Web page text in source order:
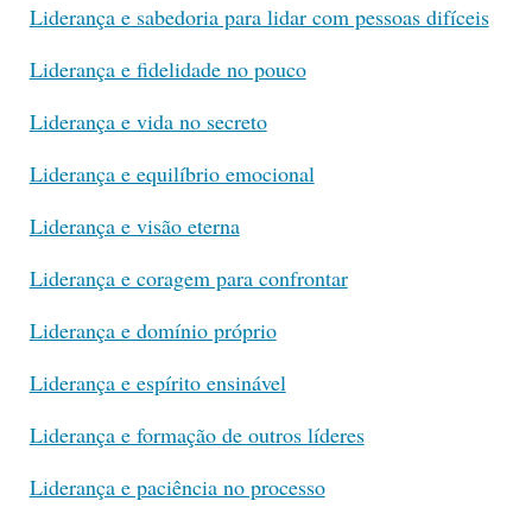
Liderança e sabedoria para lidar com pessoas difíceis
Liderança e fidelidade no pouco
Liderança e vida no secreto
Liderança e equilíbrio emocional
Liderança e visão eterna
Liderança e coragem para confrontar
Liderança e domínio próprio
Liderança e espírito ensinável
Liderança e formação de outros líderes
Liderança e paciência no processo